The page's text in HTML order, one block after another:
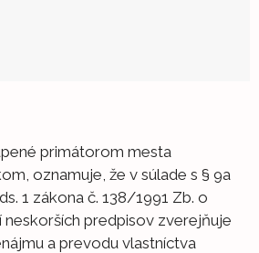
primátorom mesta
oznamuje, že v súlade s § 9a
1 zákona č. 138/1991 Zb. o
neskorších predpisov zverejňuje
a prevodu vlastníctva